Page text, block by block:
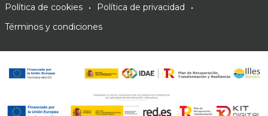
Política de cookies
Política de privacidad
Términos y condiciones